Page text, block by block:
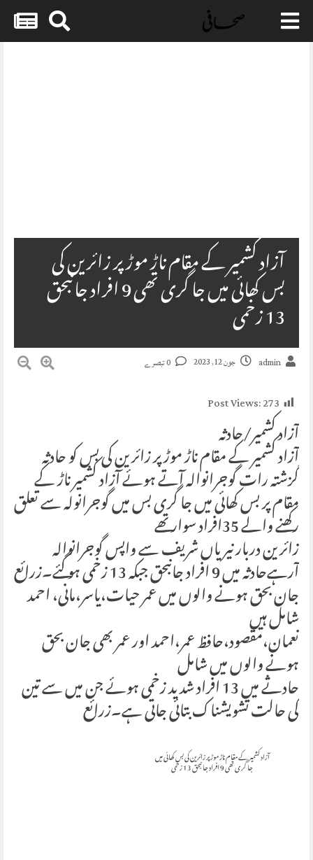
Skip
آزاد کشمیر کے مقام ناڑ موڑ پر زائرین کی
بس کھائی میں جا گری تھی 9 افراد جانبحق 13 زخمی
admin جون 12, 2023
Post Views:273
آزاد کشمیر/حادثہ
آزاد کشمیر کے مقام ناڑ موڑ پر زائرین کی بس کو حادثہ
گزشتہ رات گوجرانوالہ آتے ہوئے آزاد کشمیر ناڑ کے
مقام پر بس کھائی میں جا گری بس میں گوجرانولہ سے تعلق
رکھنے والے 35افراد سوار تھے
زائرین دربار نیریاں شریف سے واپس گوجرانوالہ
آرہےحادثہ میں 9 افراد جانبحق جبکہ 13 زخمی ہو گئے۔زرائع
جان بحق ہونے والوں میں عمر حیات،یاسر،مانی، احمد
شامل ہیں
نعمان،مقصود،حافظ عمر،احمد اور عمر بھی جان بحق
ہونے والوں میں شاملحادثے میں 13 افراد شدید زخمی ہوئے جن میں سے تین
کی حالت تشویشناک بتائی جاتی ہے۔زرائع
آزاد کشمیر کے مقام ناڑ موڑ پر زائرین کی بس کھائی میں
جا گری تھی 9 افراد جانبحق 13 زخمی